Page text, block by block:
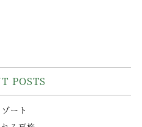
POSTS
ート